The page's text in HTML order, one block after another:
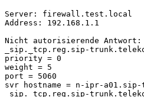
Server: firewall.test.local
Address: 192.168.1.1
Nicht autorisierende Antwort:
_sip._tcp.reg.sip-
priority = 0
weight = 5
port = 5060
svr hostname = n-ipr-a01.sip-
_sip._tcp.reg.sip-